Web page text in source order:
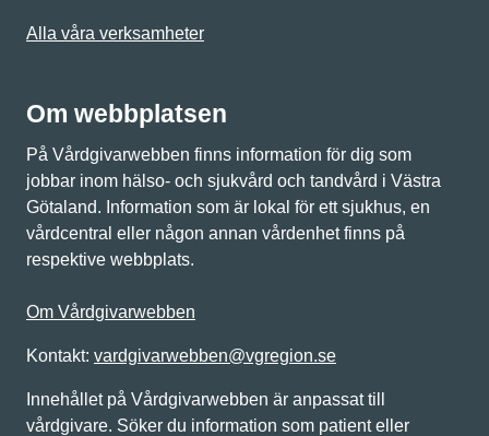
Alla våra verksamheter
Om webbplatsen
På Vårdgivarwebben finns information för dig som
jobbar inom hälso- och sjukvård och tandvård i Västra
Götaland. Information som är lokal för ett sjukhus, en
vårdcentral eller någon annan vårdenhet finns på
respektive webbplats.
Om Vårdgivarwebben
Kontakt: vardgivarwebben@vgregion.se
Innehållet på Vårdgivarwebben är anpassat till
vårdgivare. Söker du information som patient eller